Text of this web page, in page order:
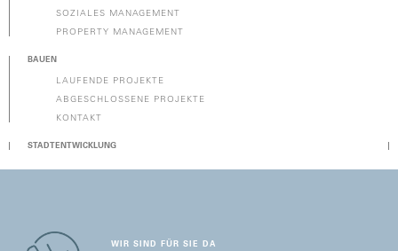
SOZIALES MANAGEMENT
PROPERTY MANAGEMENT
BAUEN
LAUFENDE PROJEKTE
ABGESCHLOSSENE PROJEKTE
KONTAKT
STADTENTWICKLUNG
WIR SIND FÜR SIE DA